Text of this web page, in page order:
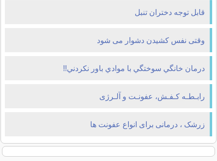
قابل توجه دختران تنبل
وقتی نفس کشیدن دشوار می شود
درمان خانگي سوختگي با موادي باور نکردني!!
رابـطـه کـفـش، عفونـت و آلـرژی
زرشک ، درمانی برای انواع عفونت ها